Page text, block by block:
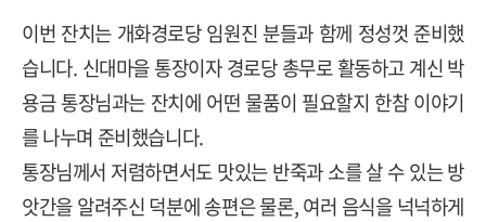
이번 잔치는 개화경로당 임원진 분들과 함께 정성껏 준비했
습니다. 신대마을 통장이자 경로당 총무로 활동하고 계신 박
용금 통장님과는 잔치에 어떤 물품이 필요할지 한참 이야기
를 나누며 준비했습니다.
통장님께서 저렴하면서도 맛있는 반죽과 소를 살 수 있는 방
앗간을 알려주신 덕분에 송편은 물론, 여러 음식을 넉넉하게